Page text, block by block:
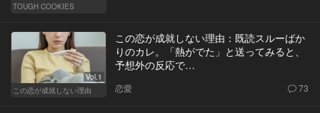
TOUGH COOKIES
Vol.1
この恋が成就しない理由
この恋が成就しない理由：既読スルーばか
りのカレ。「熱がでた」と送ってみると、
予想外の反応で…
恋愛 73